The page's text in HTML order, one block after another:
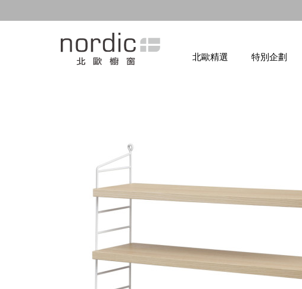
北歐精選 特別企劃